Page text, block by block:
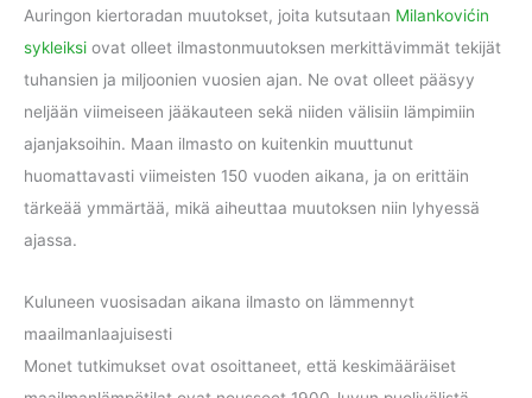
Auringon kiertoradan muutokset, joita kutsutaan Milankovićin
sykleiksi ovat olleet ilmastonmuutoksen merkittävimmät tekijät
tuhansien ja miljoonien vuosien ajan. Ne ovat olleet pääsyy
neljään viimeiseen jääkauteen sekä niiden välisiin lämpimiin
ajanjaksoihin. Maan ilmasto on kuitenkin muuttunut
huomattavasti viimeisten 150 vuoden aikana, ja on erittäin
tärkeää ymmärtää, mikä aiheuttaa muutoksen niin lyhyessä
ajassa.
Kuluneen vuosisadan aikana ilmasto on lämmennyt
maailmanlaajuisesti
Monet tutkimukset ovat osoittaneet, että keskimääräiset